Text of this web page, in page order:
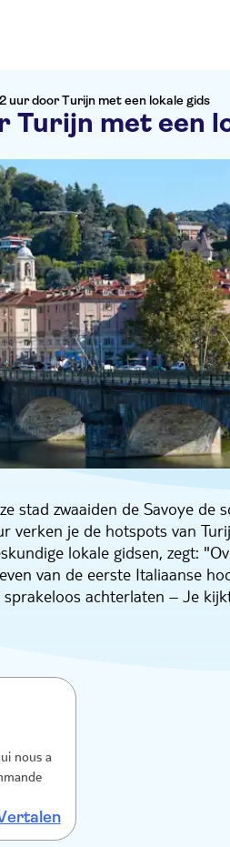
uur door Turijn met een lokale gids
Turijn met een
stad zwaaiden de Savoye de
verken je de hotspots van
lokale gidsen, zegt:
van de eerste Italiaanse
achterlaten – Je
in de schijnwerpers op
van Turijn. En je duikt in de
was vroeger een
er staat je nog een koninklijk
UNESCO staat. Hier kom je
Deze bruisende
Carlo plein de sfeer van
van de eerste koning van
Museum in de
verhalen over de
nous a